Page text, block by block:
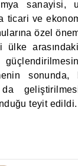
sanayisi,
ticari ve
özel
ülke
sonunda,
teyit edildi.